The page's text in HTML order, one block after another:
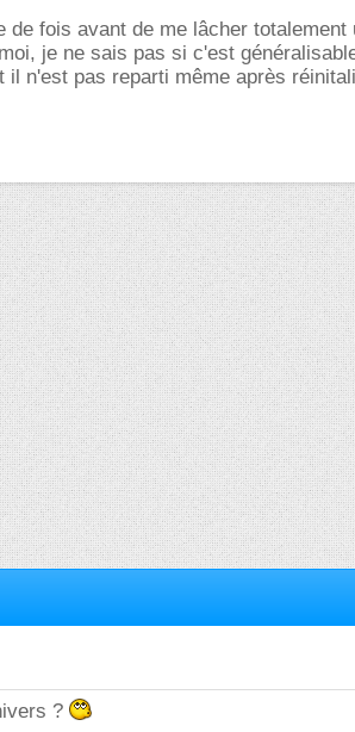
de fois avant de me lâcher totalement
moi, je ne sais pas si c'est
n'est pas reparti même après
?